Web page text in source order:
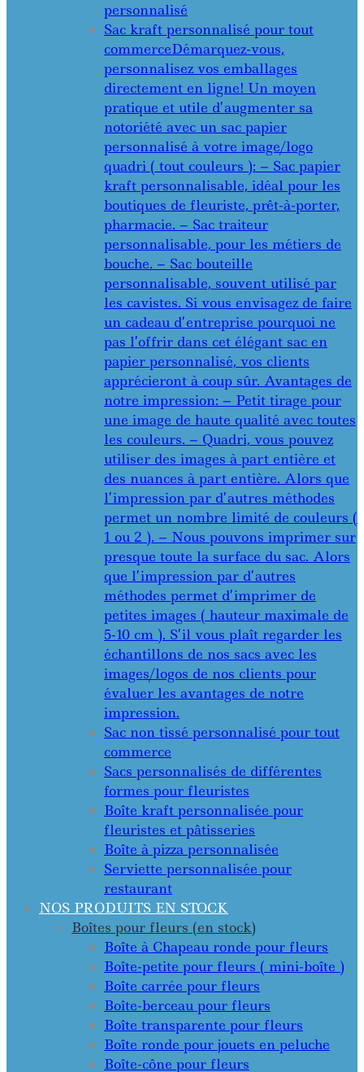
personnalisé
Sac kraft personnalisé pour tout
commerceDémarquez-vous,
personnalisez vos emballages
directement en ligne! Un moyen
pratique et utile d’augmenter sa
notoriété avec un sac papier
personnalisé à votre image/logo
quadri ( tout couleurs ): – Sac papier
kraft personnalisable, idéal pour les
boutiques de fleuriste, prêt-à-porter,
pharmacie. – Sac traiteur
personnalisable, pour les métiers de
bouche. – Sac bouteille
personnalisable, souvent utilisé par
les cavistes. Si vous envisagez de faire
un cadeau d’entreprise pourquoi ne
pas l’offrir dans cet élégant sac en
papier personnalisé, vos clients
apprécieront à coup sûr. Avantages de
notre impression: – Petit tirage pour
une image de haute qualité avec toutes
les couleurs. – Quadri, vous pouvez
utiliser des images à part entière et
des nuances à part entière. Alors que
l’impression par d’autres méthodes
permet un nombre limité de couleurs (
1 ou 2 ). – Nous pouvons imprimer sur
presque toute la surface du sac. Alors
que l’impression par d’autres
méthodes permet d’imprimer de
petites images ( hauteur maximale de
5-10 cm ). S’il vous plaît regarder les
échantillons de nos sacs avec les
images/logos de nos clients pour
évaluer les avantages de notre
impression.
Sac non tissé personnalisé pour tout
commerce
Sacs personnalisés de différentes
formes pour fleuristes
Boîte kraft personnalisée pour
fleuristes et pâtisseries
Boîte à pizza personnalisée
Serviette personnalisée pour
restaurant
NOS PRODUITS EN STOCK
Boîtes pour fleurs (en stock)
Boîte à Chapeau ronde pour fleurs
Boîte-petite pour fleurs ( mini-boîte )
Boîte carrée pour fleurs
Boîte-berceau pour fleurs
Boîte transparente pour fleurs
Boîte ronde pour jouets en peluche
Boîte-cône pour fleurs